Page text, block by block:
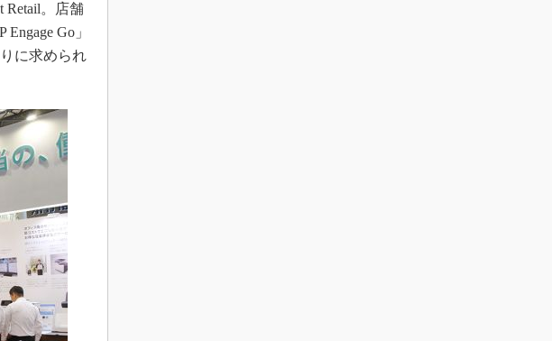
Retail。店舗
Go」
に求められ